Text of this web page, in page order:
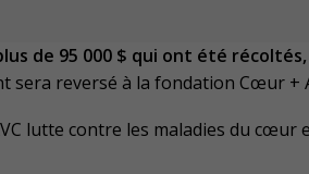
de 95 000 $ qui ont été
sera reversé à la fondation Cœur +
lutte contre les maladies du cœur